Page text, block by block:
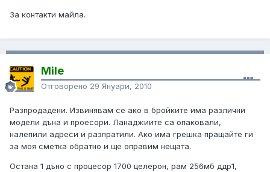
За контакти майла.
Mile
Отговорено 29 Януари, 2010
Разпродадени. Извинявам се ако в бройките има различни
модели дъна и проесори. Ланаджиите са опаковали,
налепили адреси и разпратили. Ако има грешка пращайте ги
за моя сметка обратно и ще оправим нещата.
Остана 1 дъно с процесор 1700 целерон, рам 256мб ддр1,